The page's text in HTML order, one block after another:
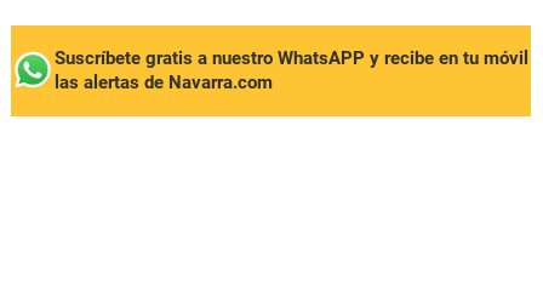
Suscríbete gratis a nuestro WhatsAPP y recibe en tu móvil
las alertas de Navarra.com